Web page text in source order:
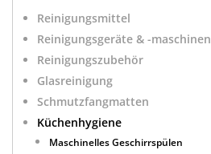
Reinigungsmittel
Reinigungsgeräte & -maschinen
Reinigungszubehör
Glasreinigung
Schmutzfangmatten
Küchenhygiene
Maschinelles Geschirrspülen